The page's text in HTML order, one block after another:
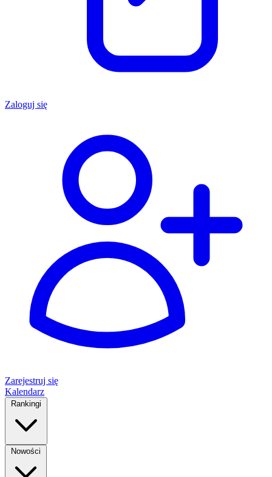
Zaloguj się
Zarejestruj się
Kalendarz
Rankingi
Nowości